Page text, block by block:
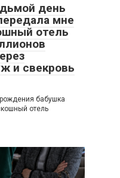
день
мне
отель
и свекровь
бабушка
отель